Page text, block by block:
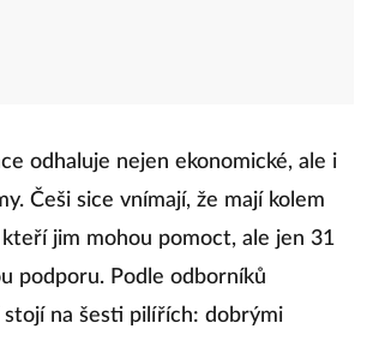
odhaluje nejen ekonomické, ale i
Češi sice vnímají, že mají kolem
jim mohou pomoct, ale jen 31
podporu. Podle odborníků
na šesti pilířích: dobrými